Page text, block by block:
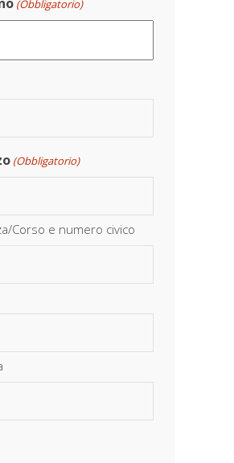
(Obbligatorio)
(Obbligatorio)
Corso e numero civico